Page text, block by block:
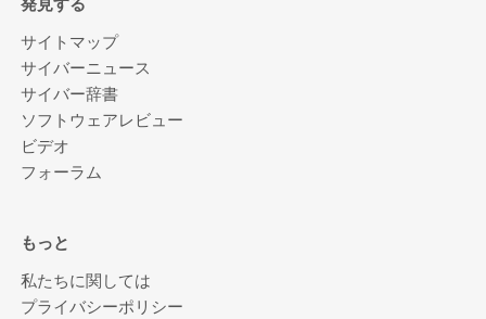
発見する
サイトマップ
サイバーニュース
サイバー辞書
ソフトウェアレビュー
ビデオ
フォーラム
もっと
私たちに関しては
プライバシーポリシー